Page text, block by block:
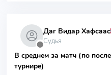
⬤
Даг Видар Хафсаас
Судья
В среднем за матч (по
турнире)